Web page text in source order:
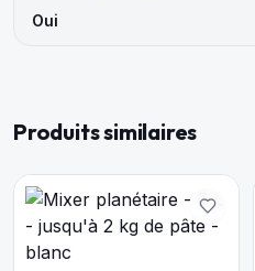
Oui
Produits similaires